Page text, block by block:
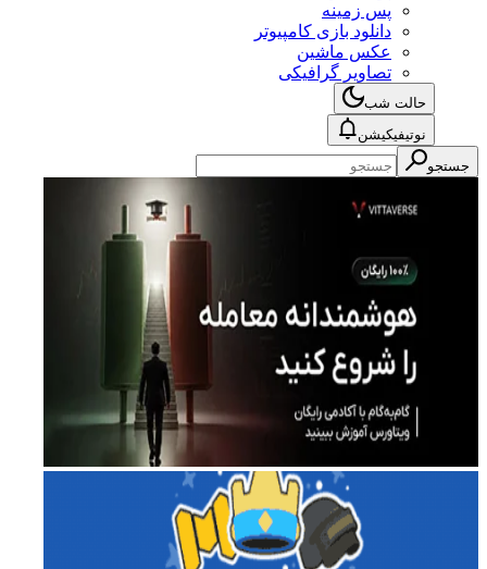
پس زمینه
دانلود بازی کامپیوتر
عکس ماشین
تصاویر گرافیکی
حالت شب
نوتیفیکیشن
جستجو